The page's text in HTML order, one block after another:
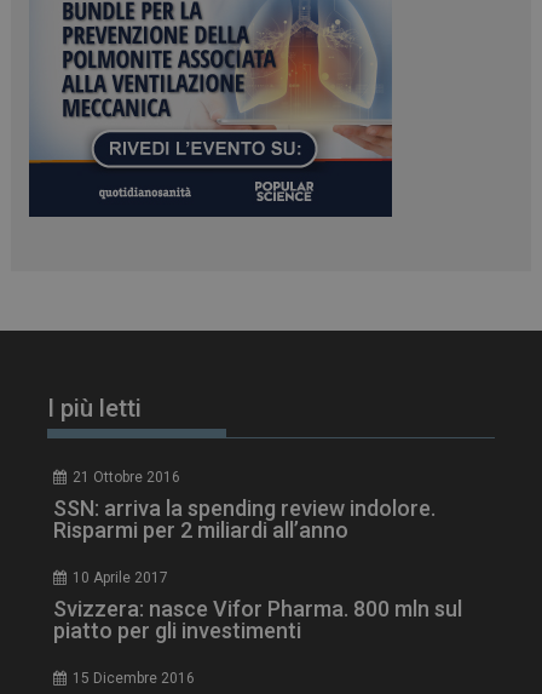
I più letti
21 Ottobre 2016
SSN: arriva la spending review indolore.
Risparmi per 2 miliardi all’anno
10 Aprile 2017
Svizzera: nasce Vifor Pharma. 800 mln sul
piatto per gli investimenti
15 Dicembre 2016
ARRAffinitySameSite
Microsoft Corporation
.www.dailyhealthindustry.it
PHPSESSID